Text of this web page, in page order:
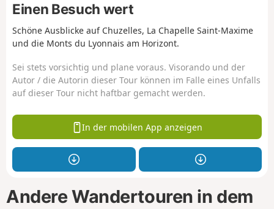
Einen Besuch wert
Schöne Ausblicke auf Chuzelles, La Chapelle Saint-Maxime
und die Monts du Lyonnais am Horizont.
Sei stets vorsichtig und plane voraus. Visorando und der
Autor / die Autorin dieser Tour können im Falle eines Unfalls
auf dieser Tour nicht haftbar gemacht werden.
In der mobilen App anzeigen
Andere Wandertouren in dem